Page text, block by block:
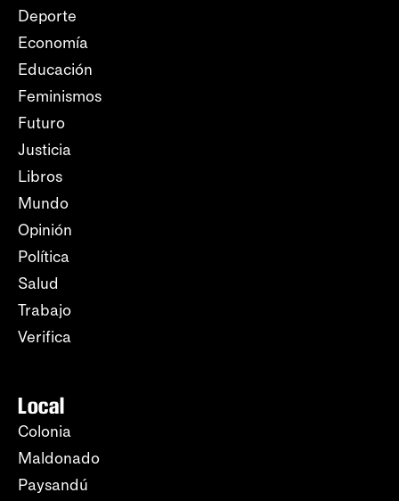
Deporte
Economía
Educación
Feminismos
Futuro
Justicia
Libros
Mundo
Opinión
Política
Salud
Trabajo
Verifica
Local
Colonia
Maldonado
Paysandú